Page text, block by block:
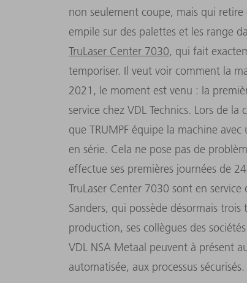
non seulement coupe, mais qui
empile sur des palettes et les range
TruLaser Center 7030, qui fait
temporiser. Il veut voir comment la
2021, le moment est venu : la
service chez VDL Technics. Lors de
que TRUMPF équipe la machine
en série. Cela ne pose pas de
effectue ses premières journées de
TruLaser Center 7030 sont en
Sanders, qui possède désormais
production, ses collègues des
VDL NSA Metaal peuvent à présent
automatisée, aux processus sécurisés.